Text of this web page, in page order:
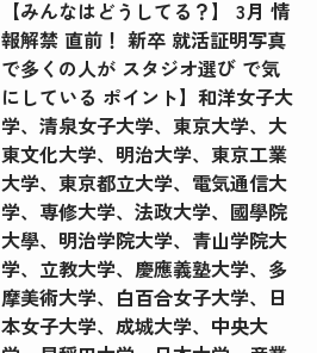
【みんなはどうしてる？】 3月 情
報解禁 直前！ 新卒 就活証明写真
で多くの人が スタジオ選び で気
にしている ポイント】和洋女子大
学、清泉女子大学、東京大学、大
東文化大学、明治大学、東京工業
大学、東京都立大学、電気通信大
学、専修大学、法政大学、國學院
大學、明治学院大学、青山学院大
学、立教大学、慶應義塾大学、多
摩美術大学、白百合女子大学、日
本女子大学、成城大学、中央大